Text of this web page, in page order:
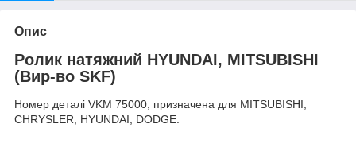
Опис
Ролик натяжний HYUNDAI, MITSUBISHI
(Вир-во SKF)
Номер деталі VKM 75000, призначена для MITSUBISHI,
CHRYSLER, HYUNDAI, DODGE.